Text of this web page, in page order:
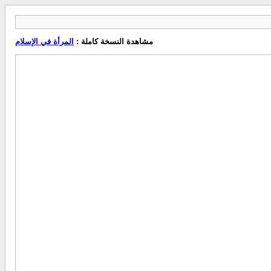
مشاهدة النسخة كاملة : المرأة في الإسلام